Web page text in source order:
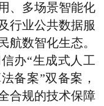
、多场景智能化
行业公共数据服
航数智化生态。
办“生成式人工
备案”双备案，
合规的技术保障